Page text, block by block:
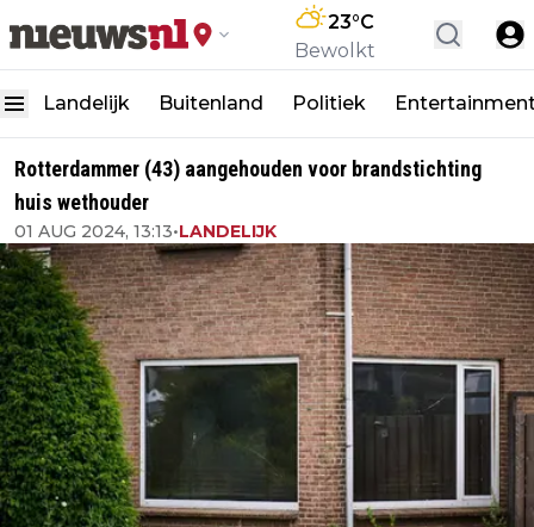
23°C
Bewolkt
Landelijk Buitenland Politiek
Rotterdammer (43) aangehouden voor brandstichting
huis wethouder
01 AUG 2024, 13:13•LANDELIJK